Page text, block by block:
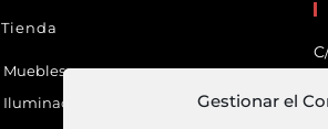
Gestionar el
Tienda
Muebles
Iluminación